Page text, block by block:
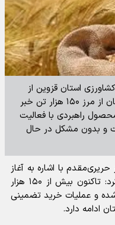
استان قزوین از
عبور میزان خرید تضمینی گندم در استان از مرز ۱۵۰ هزار تن خبر
راهبردی با فعالیت
و بدون مشکل در حال
حریری‌مقدم با اشاره به آغاز
فصل برداشت گندم در استان اظهار کرد: تاکنون بیش از ۱۵۰ هزار
شده و عملیات خرید تضمینی
ادامه دارد.